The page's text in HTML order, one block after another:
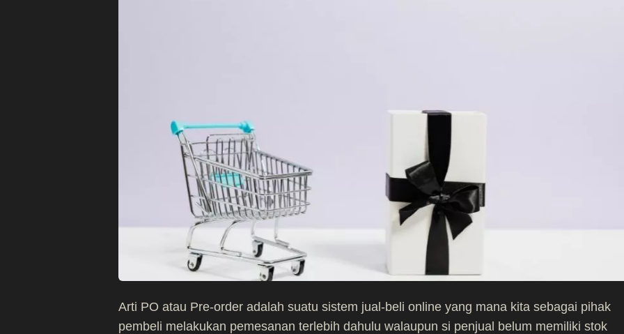
Arti PO atau Pre-order adalah suatu sistem jual-beli online yang mana kita sebagai pihak
pembeli melakukan pemesanan terlebih dahulu walaupun si penjual belum memiliki stok